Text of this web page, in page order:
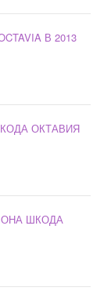
В 2013
ОКТАВИЯ
ШКОДА